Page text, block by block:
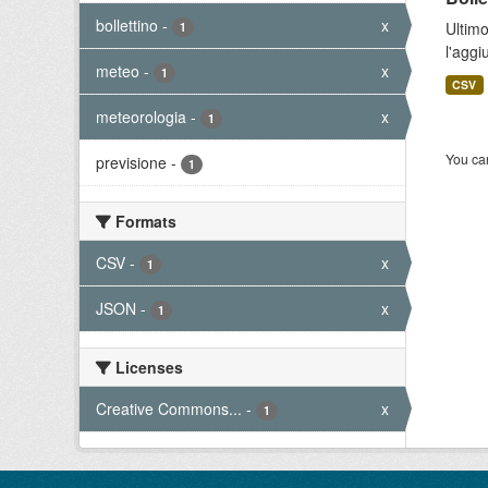
bollettino - 1 x
meteo - 1 x
meteorologia - 1 x
previsione - 1
Formats
CSV - 1 x
JSON - 1 x
Licenses
Creative Commons... - 1 x
CSV
You